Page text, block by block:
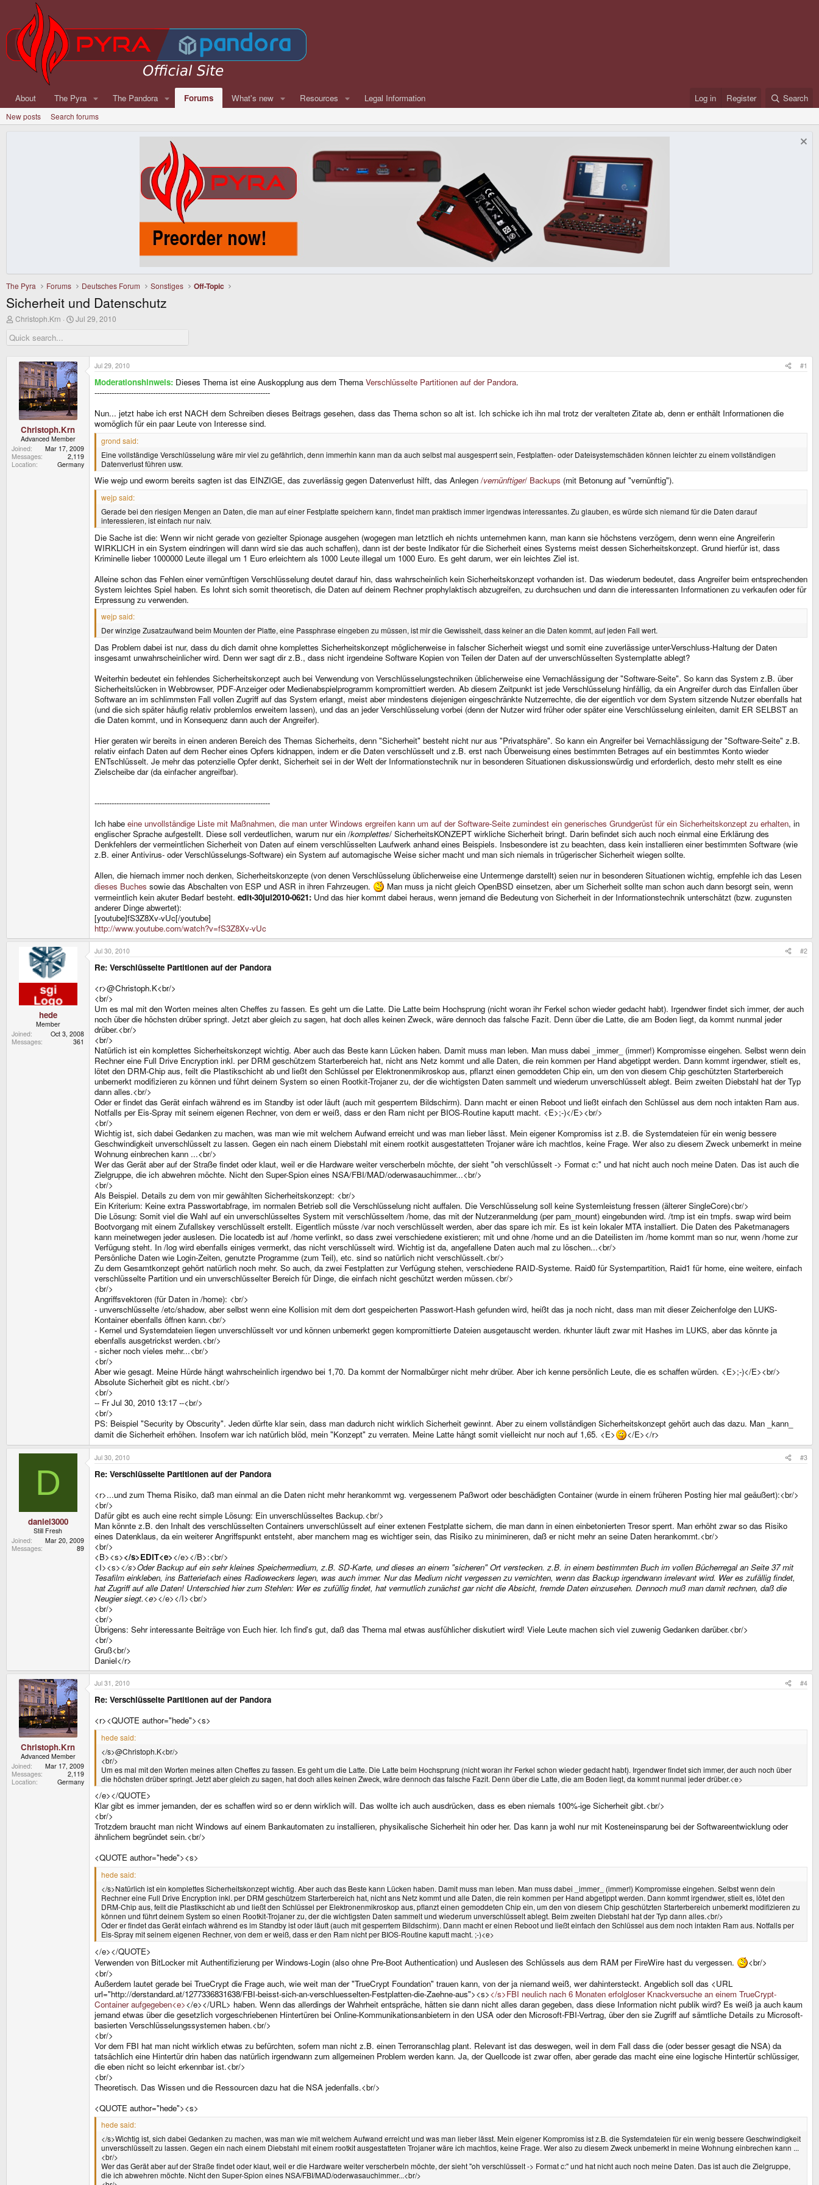
About The Pyra The Pandora Forums What's new Resources Legal Information Log in Register Search
New posts Search forums
The Pyra Forums Deutsches Forum Sonstiges Off-Topic
Sicherheit und Datenschutz
T
r
e
Christoph.Krn
S
r
d
a
t
e
Jul 29, 2010
Christoph.Krn
Advanced Member
Joined
Mar 17, 2009
Messages
2,119
Location
Germany
Jul 29, 2010 #1
Moderationshinweis: Dieses Thema ist eine Auskopplung aus dem Thema Verschlüsselte Partitionen auf der Pandora.
------------------------------------------------------------------------
Nun... jetzt habe ich erst NACH dem Schreiben dieses Beitrags gesehen, dass das Thema schon so alt ist. Ich schicke ich ihn mal trotz der veralteten Zitate ab, denn er enthält Informationen die
womöglich für ein paar Leute von Interesse sind.
grond said:
Eine vollständige Verschlüsselung wäre mir viel zu gefährlich, denn immerhin kann man da auch selbst mal ausgesperrt sein, Festplatten- oder Dateisystemschäden können leichter zu einem vollständigen
Datenverlust führen usw.
Wie wejp und eworm bereits sagten ist das EINZIGE, das zuverlässig gegen Datenverlust hilft, das Anlegen /vernünftiger/ Backups (mit Betonung auf "vernünftig").
wejp said:
Gerade bei den riesigen Mengen an Daten, die man auf einer Festplatte speichern kann, findet man praktisch immer irgendwas interessantes. Zu glauben, es würde sich niemand für die Daten darauf
interessieren, ist einfach nur naiv.
Die Sache ist die: Wenn wir nicht gerade von gezielter Spionage ausgehen (wogegen man letztlich eh nichts unternehmen kann, man kann sie höchstens verzögern, denn wenn eine Angreiferin
WIRKLICH in ein System eindringen will dann wird sie das auch schaffen), dann ist der beste Indikator für die Sicherheit eines Systems meist dessen Sicherheitskonzept. Grund hierfür ist, dass
Kriminelle lieber 1000000 Leute illegal um 1 Euro erleichtern als 1000 Leute illegal um 1000 Euro. Es geht darum, wer ein leichtes Ziel ist.
Alleine schon das Fehlen einer vernünftigen Verschlüsselung deutet darauf hin, dass wahrscheinlich kein Sicherheitskonzept vorhanden ist. Das wiederum bedeutet, dass Angreifer beim entsprechenden
System leichtes Spiel haben. Es lohnt sich somit theoretisch, die Daten auf deinem Rechner prophylaktisch abzugreifen, zu durchsuchen und dann die interessanten Informationen zu verkaufen oder für
Erpressung zu verwenden.
wejp said:
Der winzige Zusatzaufwand beim Mounten der Platte, eine Passphrase eingeben zu müssen, ist mir die Gewissheit, dass keiner an die Daten kommt, auf jeden Fall wert.
Das Problem dabei ist nur, dass du dich damit ohne komplettes Sicherheitskonzept möglicherweise in falscher Sicherheit wiegst und somit eine zuverlässige unter-Verschluss-Haltung der Daten
insgesamt unwahrscheinlicher wird. Denn wer sagt dir z.B., dass nicht irgendeine Software Kopien von Teilen der Daten auf der unverschlüsselten Systemplatte ablegt?
Weiterhin bedeutet ein fehlendes Sicherheitskonzept auch bei Verwendung von Verschlüsselungstechniken üblicherweise eine Vernachlässigung der "Software-Seite". So kann das System z.B. über
Sicherheitslücken in Webbrowser, PDF-Anzeiger oder Medienabspielprogramm kompromittiert werden. Ab diesem Zeitpunkt ist jede Verschlüsselung hinfällig, da ein Angreifer durch das Einfallen über
Software an im schlimmsten Fall vollen Zugriff auf das System erlangt, meist aber mindestens diejenigen eingeschränkte Nutzerrechte, die der eigentlich vor dem System sitzende Nutzer ebenfalls hat
(und die sich später häufig relativ problemlos erweitern lassen), und das an jeder Verschlüsselung vorbei (denn der Nutzer wird früher oder später eine Verschlüsselung einleiten, damit ER SELBST an
die Daten kommt, und in Konsequenz dann auch der Angreifer).
Hier geraten wir bereits in einen anderen Bereich des Themas Sicherheits, denn "Sicherheit" besteht nicht nur aus "Privatsphäre". So kann ein Angreifer bei Vernachlässigung der "Software-Seite" z.B.
relativ einfach Daten auf dem Recher eines Opfers kidnappen, indem er die Daten verschlüsselt und z.B. erst nach Überweisung eines bestimmten Betrages auf ein bestimmtes Konto wieder
ENTschlüsselt. Je mehr das potenzielle Opfer denkt, Sicherheit sei in der Welt der Informationstechnik nur in besonderen Situationen diskussionswürdig und erforderlich, desto mehr stellt es eine
Zielscheibe dar (da einfacher angreifbar).
------------------------------------------------------------------------
Ich habe eine unvollständige Liste mit Maßnahmen, die man unter Windows ergreifen kann um auf der Software-Seite zumindest ein generisches Grundgerüst für ein Sicherheitskonzept zu erhalten, in
englischer Sprache aufgestellt. Diese soll verdeutlichen, warum nur ein /komplettes/ SicherheitsKONZEPT wirkliche Sicherheit bringt. Darin befindet sich auch noch einmal eine Erklärung des
Denkfehlers der vermeintlichen Sicherheit von Daten auf einem verschlüsselten Laufwerk anhand eines Beispiels. Insbesondere ist zu beachten, dass kein installieren einer bestimmten Software (wie
z.B. einer Antivirus- oder Verschlüsselungs-Software) ein System auf automagische Weise sicher macht und man sich niemals in trügerischer Sicherheit wiegen sollte.
Allen, die hiernach immer noch denken, Sicherheitskonzepte (von denen Verschlüsselung üblicherweise eine Untermenge darstellt) seien nur in besonderen Situationen wichtig, empfehle ich das Lesen
dieses Buches sowie das Abschalten von ESP und ASR in ihren Fahrzeugen.
Man muss ja nicht gleich OpenBSD einsetzen, aber um Sicherheit sollte man schon auch dann besorgt sein, wenn
vermeintlich kein akuter Bedarf besteht. edit-30jul2010-0621: Und das hier kommt dabei heraus, wenn jemand die Bedeutung von Sicherheit in der Informationstechnik unterschätzt (bzw. zugunsten
anderer Dinge abwertet):
[youtube]fS3Z8Xv-vUc[/youtube]
http://www.youtube.com/watch?v=fS3Z8Xv-vUc
hede
Member
Joined
Oct 3, 2008
Messages
361
Jul 30, 2010 #2
Re: Verschlüsselte Partitionen auf der Pandora
<r>@Christoph.K<br/>
<br/>
Um es mal mit den Worten meines alten Cheffes zu fassen. Es geht um die Latte. Die Latte beim Hochsprung (nicht woran ihr Ferkel schon wieder gedacht habt). Irgendwer findet sich immer, der auch
noch über die höchsten drüber springt. Jetzt aber gleich zu sagen, hat doch alles keinen Zweck, wäre dennoch das falsche Fazit. Denn über die Latte, die am Boden liegt, da kommt nunmal jeder
drüber.<br/>
<br/>
Natürlich ist ein komplettes Sicherheitskonzept wichtig. Aber auch das Beste kann Lücken haben. Damit muss man leben. Man muss dabei _immer_ (immer!) Kompromisse eingehen. Selbst wenn dein
Rechner eine Full Drive Encryption inkl. per DRM geschützem Starterbereich hat, nicht ans Netz kommt und alle Daten, die rein kommen per Hand abgetippt werden. Dann kommt irgendwer, stielt es,
lötet den DRM-Chip aus, feilt die Plastikschicht ab und ließt den Schlüssel per Elektronenmikroskop aus, pflanzt einen gemoddeten Chip ein, um den von diesem Chip geschützten Starterbereich
unbemerkt modifizieren zu können und führt deinem System so einen Rootkit-Trojaner zu, der die wichtigsten Daten sammelt und wiederum unverschlüsselt ablegt. Beim zweiten Diebstahl hat der Typ
dann alles.<br/>
Oder er findet das Gerät einfach während es im Standby ist oder läuft (auch mit gesperrtem Bildschirm). Dann macht er einen Reboot und ließt einfach den Schlüssel aus dem noch intakten Ram aus.
Notfalls per Eis-Spray mit seinem eigenen Rechner, von dem er weiß, dass er den Ram nicht per BIOS-Routine kaputt macht. <E>;-)</E><br/>
<br/>
Wichtig ist, sich dabei Gedanken zu machen, was man wie mit welchem Aufwand erreicht und was man lieber lässt. Mein eigener Kompromiss ist z.B. die Systemdateien für ein wenig bessere
Geschwindigkeit unverschlüsselt zu lassen. Gegen ein nach einem Diebstahl mit einem rootkit ausgestatteten Trojaner wäre ich machtlos, keine Frage. Wer also zu diesem Zweck unbemerkt in meine
Wohnung einbrechen kann ...<br/>
Wer das Gerät aber auf der Straße findet oder klaut, weil er die Hardware weiter verscherbeln möchte, der sieht "oh verschlüsselt -> Format c:" und hat nicht auch noch meine Daten. Das ist auch die
Zielgruppe, die ich abwehren möchte. Nicht den Super-Spion eines NSA/FBI/MAD/oderwasauchimmer...<br/>
<br/>
Als Beispiel. Details zu dem von mir gewählten Sicherheitskonzept: <br/>
Ein Kriterium: Keine extra Passwortabfrage, im normalen Betrieb soll die Verschlüsselung nicht auffalen. Die Verschlüsselung soll keine Systemleistung fressen (älterer SingleCore)<br/>
Die Lösung: Somit viel die Wahl auf ein unverschlüsseltes System mit verschlüsseltem /home, das mit der Nutzeranmeldung (per pam_mount) eingebunden wird. /tmp ist ein tmpfs. swap wird beim
Bootvorgang mit einem Zufallskey verschlüsselt erstellt. Eigentlich müsste /var noch verschlüsselt werden, aber das spare ich mir. Es ist kein lokaler MTA installiert. Die Daten des Paketmanagers
kann meinetwegen jeder auslesen. Die locatedb ist auf /home verlinkt, so dass zwei verschiedene existieren; mit und ohne /home und an die Dateilisten im /home kommt man so nur, wenn /home zur
Verfügung steht. In /log wird ebenfalls einiges vermerkt, das nicht verschlüsselt wird. Wichtig ist da, angefallene Daten auch mal zu löschen...<br/>
Persönliche Daten wie Login-Zeiten, genutzte Programme (zum Teil), etc. sind so natürlich nicht verschlüsselt.<br/>
Zu dem Gesamtkonzept gehört natürlich noch mehr. So auch, da zwei Festplatten zur Verfügung stehen, verschiedene RAID-Systeme. Raid0 für Systempartition, Raid1 für home, eine weitere, einfach
verschlüsselte Partition und ein unverschlüsselter Bereich für Dinge, die einfach nicht geschützt werden müssen.<br/>
<br/>
Angriffsvektoren (für Daten in /home): <br/>
- unverschlüsselte /etc/shadow, aber selbst wenn eine Kollision mit dem dort gespeicherten Passwort-Hash gefunden wird, heißt das ja noch nicht, dass man mit dieser Zeichenfolge den LUKS-
Kontainer ebenfalls öffnen kann.<br/>
- Kernel und Systemdateien liegen unverschlüsselt vor und können unbemerkt gegen kompromittierte Dateien ausgetauscht werden. rkhunter läuft zwar mit Hashes im LUKS, aber das könnte ja
ebenfalls ausgetrickst werden.<br/>
- sicher noch vieles mehr...<br/>
<br/>
Aber wie gesagt. Meine Hürde hängt wahrscheinlich irgendwo bei 1,70. Da kommt der Normalbürger nicht mehr drüber. Aber ich kenne persönlich Leute, die es schaffen würden. <E>;-)</E><br/>
Absolute Sicherheit gibt es nicht.<br/>
<br/>
-- Fr Jul 30, 2010 13:17 --<br/>
<br/>
PS: Beispiel "Security by Obscurity". Jeden dürfte klar sein, dass man dadurch nicht wirklich Sicherheit gewinnt. Aber zu einem vollständigen Sicherheitskonzept gehört auch das dazu. Man _kann_
damit die Sicherheit erhöhen. Insofern war ich natürlich blöd, mein "Konzept" zu verraten. Meine Latte hängt somit vielleicht nur noch auf 1,65. <E>
</E></r>
D
daniel3000
Still Fresh
Joined
Mar 20, 2009
Messages
89
Jul 30, 2010 #3
Re: Verschlüsselte Partitionen auf der Pandora
<r>...und zum Thema Risiko, daß man einmal an die Daten nicht mehr herankommt wg. vergessenem Paßwort oder beschädigten Container (wurde in einem früheren Posting hier mal geäußert):<br/>
<br/>
Dafür gibt es auch eine recht simple Lösung: Ein unverschlüsseltes Backup.<br/>
Man könnte z.B. den Inhalt des verschlüsselten Containers unverschlüsselt auf einer extenen Festplatte sichern, die man dann in einen einbetonierten Tresor sperrt. Man erhöht zwar so das Risiko
eines Datenklaus, da ein weiterer Angriffspunkt entsteht, aber manchem mag es wichtiger sein, das Risiko zu minimineren, daß er nicht mehr an seine Daten herankommt.<br/>
<br/>
<B><s></s>EDIT<e></e></B>:<br/>
<I><s></s>Oder Backup auf ein sehr kleines Speichermedium, z.B. SD-Karte, und dieses an einem "sicheren" Ort verstecken. z.B. in einem bestimmten Buch im vollen Bücherregal an Seite 37 mit
Tesafilm einkleben, ins Batteriefach eines Radioweckers legen, was auch immer. Nur das Medium nicht vergessen zu vernichten, wenn das Backup irgendwann irrelevant wird. Wer es zufällig findet,
hat Zugriff auf alle Daten! Unterschied hier zum Stehlen: Wer es zufüllig findet, hat vermutlich zunächst gar nicht die Absicht, fremde Daten einzusehen. Dennoch muß man damit rechnen, daß die
Neugier siegt.<e></e></I><br/>
<br/>
<br/>
Übrigens: Sehr interessante Beiträge von Euch hier. Ich find's gut, daß das Thema mal etwas ausfühlicher diskutiert wird! Viele Leute machen sich viel zuwenig Gedanken darüber.<br/>
<br/>
Gruß<br/>
Daniel</r>
Christoph.Krn
Advanced Member
Joined
Mar 17, 2009
Messages
2,119
Location
Germany
Jul 31, 2010 #4
Re: Verschlüsselte Partitionen auf der Pandora
<r><QUOTE author="hede"><s>
hede said:
</s>@Christoph.K<br/>
<br/>
Um es mal mit den Worten meines alten Cheffes zu fassen. Es geht um die Latte. Die Latte beim Hochsprung (nicht woran ihr Ferkel schon wieder gedacht habt). Irgendwer findet sich immer, der auch noch über
die höchsten drüber springt. Jetzt aber gleich zu sagen, hat doch alles keinen Zweck, wäre dennoch das falsche Fazit. Denn über die Latte, die am Boden liegt, da kommt nunmal jeder drüber.<e>
</e></QUOTE>
Klar gibt es immer jemanden, der es schaffen wird so er denn wirklich will. Das wollte ich auch ausdrücken, dass es eben niemals 100%-ige Sicherheit gibt.<br/>
<br/>
Trotzdem braucht man nicht Windows auf einem Bankautomaten zu installieren, physikalische Sicherheit hin oder her. Das kann ja wohl nur mit Kosteneinsparung bei der Softwareentwicklung oder
ähnlichem begründet sein.<br/>
<QUOTE author="hede"><s>
hede said:
</s>Natürlich ist ein komplettes Sicherheitskonzept wichtig. Aber auch das Beste kann Lücken haben. Damit muss man leben. Man muss dabei _immer_ (immer!) Kompromisse eingehen. Selbst wenn dein
Rechner eine Full Drive Encryption inkl. per DRM geschützem Starterbereich hat, nicht ans Netz kommt und alle Daten, die rein kommen per Hand abgetippt werden. Dann kommt irgendwer, stielt es, lötet den
DRM-Chip aus, feilt die Plastikschicht ab und ließt den Schlüssel per Elektronenmikroskop aus, pflanzt einen gemoddeten Chip ein, um den von diesem Chip geschützten Starterbereich unbemerkt modifizieren zu
können und führt deinem System so einen Rootkit-Trojaner zu, der die wichtigsten Daten sammelt und wiederum unverschlüsselt ablegt. Beim zweiten Diebstahl hat der Typ dann alles.<br/>
Oder er findet das Gerät einfach während es im Standby ist oder läuft (auch mit gesperrtem Bildschirm). Dann macht er einen Reboot und ließt einfach den Schlüssel aus dem noch intakten Ram aus. Notfalls per
Eis-Spray mit seinem eigenen Rechner, von dem er weiß, dass er den Ram nicht per BIOS-Routine kaputt macht. ;-)<e>
</e></QUOTE>
Verwenden von BitLocker mit Authentifizierung per Windows-Login (also ohne Pre-Boot Authentication) und Auslesen des Schlüssels aus dem RAM per FireWire hast du vergessen.
<br/>
<br/>
Außerdem lautet gerade bei TrueCrypt die Frage auch, wie weit man der "TrueCrypt Foundation" trauen kann, von der ja niemand weiß, wer dahintersteckt. Angeblich soll das <URL
url="http://derstandard.at/1277336831638/FBI-beisst-sich-an-verschluesselten-Festplatten-die-Zaehne-aus"><s></s>FBI neulich nach 6 Monaten erfolgloser Knackversuche an einem TrueCrypt-
Container aufgegeben<e></e></URL> haben. Wenn das allerdings der Wahrheit entspräche, hätten sie dann nicht alles daran gegeben, dass diese Information nicht publik wird? Es weiß ja auch kaum
jemand etwas über die gesetzlich vorgeschriebenen Hintertüren bei Online-Kommunikationsanbietern in den USA oder den Microsoft-FBI-Vertrag, über den sie Zugriff auf sämtliche Details zu Microsoft-
basierten Verschlüsselungssystemen haben.<br/>
<br/>
Vor dem FBI hat man nicht wirklich etwas zu befürchten, sofern man nicht z.B. einen Terroranschlag plant. Relevant ist das deswegen, weil in dem Fall dass die (oder besser gesagt die NSA) da
tatsächlich eine Hintertür drin haben das natürlich irgendwann zum allgemeinen Problem werden kann. Ja, der Quellcode ist zwar offen, aber gerade das macht eine eine logische Hintertür schlüssiger,
die eben nicht so leicht erkennbar ist.<br/>
<br/>
Theoretisch. Das Wissen und die Ressourcen dazu hat die NSA jedenfalls.<br/>
<QUOTE author="hede"><s>
hede said:
</s>Wichtig ist, sich dabei Gedanken zu machen, was man wie mit welchem Aufwand erreicht und was man lieber lässt. Mein eigener Kompromiss ist z.B. die Systemdateien für ein wenig bessere Geschwindigkeit
unverschlüsselt zu lassen. Gegen ein nach einem Diebstahl mit einem rootkit ausgestatteten Trojaner wäre ich machtlos, keine Frage. Wer also zu diesem Zweck unbemerkt in meine Wohnung einbrechen kann ...
<br/>
Wer das Gerät aber auf der Straße findet oder klaut, weil er die Hardware weiter verscherbeln möchte, der sieht "oh verschlüsselt -> Format c:" und hat nicht auch noch meine Daten. Das ist auch die Zielgruppe,
die ich abwehren möchte. Nicht den Super-Spion eines NSA/FBI/MAD/oderwasauchimmer...<br/>